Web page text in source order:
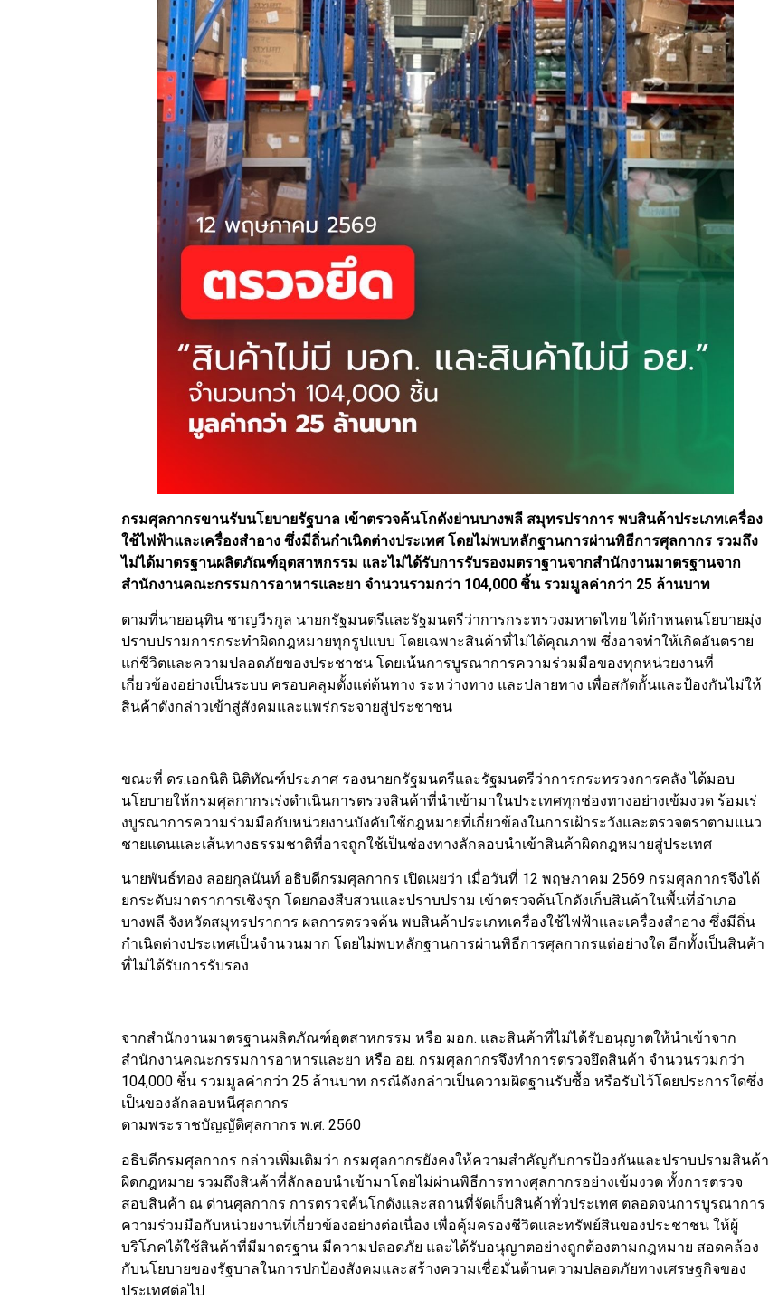
กรมศุลกากรขานรับนโยบายรัฐบาล เข้าตรวจค้นโกดังย่านบางพลี สมุทรปราการ พบสินค้าประเภทเครื่อง
ใช้ไฟฟ้าและเครื่องสำอาง ซึ่งมีถิ่นกำเนิดต่างประเทศ โดยไม่พบหลักฐานการผ่านพิธีการศุลกากร รวมถึง
ไม่ได้มาตรฐานผลิตภัณฑ์อุตสาหกรรม และไม่ได้รับการรับรองมตราฐานจากสำนักงานมาตรฐานจาก
สำนักงานคณะกรรมการอาหารและยา จำนวนรวมกว่า 104,000 ชิ้น รวมมูลค่ากว่า 25 ล้านบาท
ตามที่นายอนุทิน ชาญวีรกูล นายกรัฐมนตรีและรัฐมนตรีว่าการกระทรวงมหาดไทย ได้กำหนดนโยบายมุ่ง
ปราบปรามการกระทำผิดกฎหมายทุกรูปแบบ โดยเฉพาะสินค้าที่ไม่ได้คุณภาพ ซึ่งอาจทำให้เกิดอันตราย
แก่ชีวิตและความปลอดภัยของประชาชน โดยเน้นการบูรณาการความร่วมมือของทุกหน่วยงานที่
เกี่ยวข้องอย่างเป็นระบบ ครอบคลุมตั้งแต่ต้นทาง ระหว่างทาง และปลายทาง เพื่อสกัดกั้นและป้องกันไม่ให้
สินค้าดังกล่าวเข้าสู่สังคมและแพร่กระจายสู่ประชาชน
ขณะที่ ดร.เอกนิติ นิติทัณฑ์ประภาศ รองนายกรัฐมนตรีและรัฐมนตรีว่าการกระทรวงการคลัง ได้มอบ
นโยบายให้กรมศุลกากรเร่งดำเนินการตรวจสินค้าที่นำเข้ามาในประเทศทุกช่องทางอย่างเข้มงวด ร้อมเร่
งบูรณาการความร่วมมือกับหน่วยงานบังคับใช้กฎหมายที่เกี่ยวข้องในการเฝ้าระวังและตรวจตราตามแนว
ชายแดนและเส้นทางธรรมชาติที่อาจถูกใช้เป็นช่องทางลักลอบนำเข้าสินค้าผิดกฎหมายสู่ประเทศ
นายพันธ์ทอง ลอยกุลนันท์ อธิบดีกรมศุลกากร เปิดเผยว่า เมื่อวันที่ 12 พฤษภาคม 2569 กรมศุลกากรจึงได้
ยกระดับมาตราการเชิงรุก โดยกองสืบสวนและปราบปราม เข้าตรวจค้นโกดังเก็บสินค้าในพื้นที่อำเภอ
บางพลี จังหวัดสมุทรปราการ ผลการตรวจค้น พบสินค้าประเภทเครื่องใช้ไฟฟ้าและเครื่องสำอาง ซึ่งมีถิ่น
กำเนิดต่างประเทศเป็นจำนวนมาก โดยไม่พบหลักฐานการผ่านพิธีการศุลกากรแต่อย่างใด อีกทั้งเป็นสินค้า
ที่ไม่ได้รับการรับรอง
จากสำนักงานมาตรฐานผลิตภัณฑ์อุตสาหกรรม หรือ มอก. และสินค้าที่ไม่ได้รับอนุญาตให้นำเข้าจาก
สำนักงานคณะกรรมการอาหารและยา หรือ อย. กรมศุลกากรจึงทำการตรวจยึดสินค้า จำนวนรวมกว่า
104,000 ชิ้น รวมมูลค่ากว่า 25 ล้านบาท กรณีดังกล่าวเป็นความผิดฐานรับซื้อ หรือรับไว้โดยประการใดซึ่ง
เป็นของลักลอบหนีศุลกากร
ตามพระราชบัญญัติศุลกากร พ.ศ. 2560
อธิบดีกรมศุลกากร กล่าวเพิ่มเติมว่า กรมศุลกากรยังคงให้ความสำคัญกับการป้องกันและปราบปรามสินค้า
ผิดกฎหมาย รวมถึงสินค้าที่ลักลอบนำเข้ามาโดยไม่ผ่านพิธีการทางศุลกากรอย่างเข้มงวด ทั้งการตรวจ
สอบสินค้า ณ ด่านศุลกากร การตรวจค้นโกดังและสถานที่จัดเก็บสินค้าทั่วประเทศ ตลอดจนการบูรณาการ
ความร่วมมือกับหน่วยงานที่เกี่ยวข้องอย่างต่อเนื่อง เพื่อคุ้มครองชีวิตและทรัพย์สินของประชาชน ให้ผู้
บริโภคได้ใช้สินค้าที่มีมาตรฐาน มีความปลอดภัย และได้รับอนุญาตอย่างถูกต้องตามกฎหมาย สอดคล้อง
กับนโยบายของรัฐบาลในการปกป้องสังคมและสร้างความเชื่อมั่นด้านความปลอดภัยทางเศรษฐกิจของ
ประเทศต่อไป